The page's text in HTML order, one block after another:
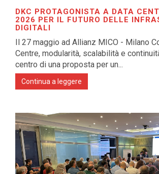
DKC PROTAGONISTA A DATA
2026 PER IL FUTURO DELLE
DIGITALI
Il 27 maggio ad Allianz MICO - Milano
Centre, modularità, scalabilità e
centro di una proposta per un...
Continua a leggere